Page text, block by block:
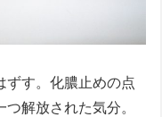
ずす。化膿止めの点
解放された気分。